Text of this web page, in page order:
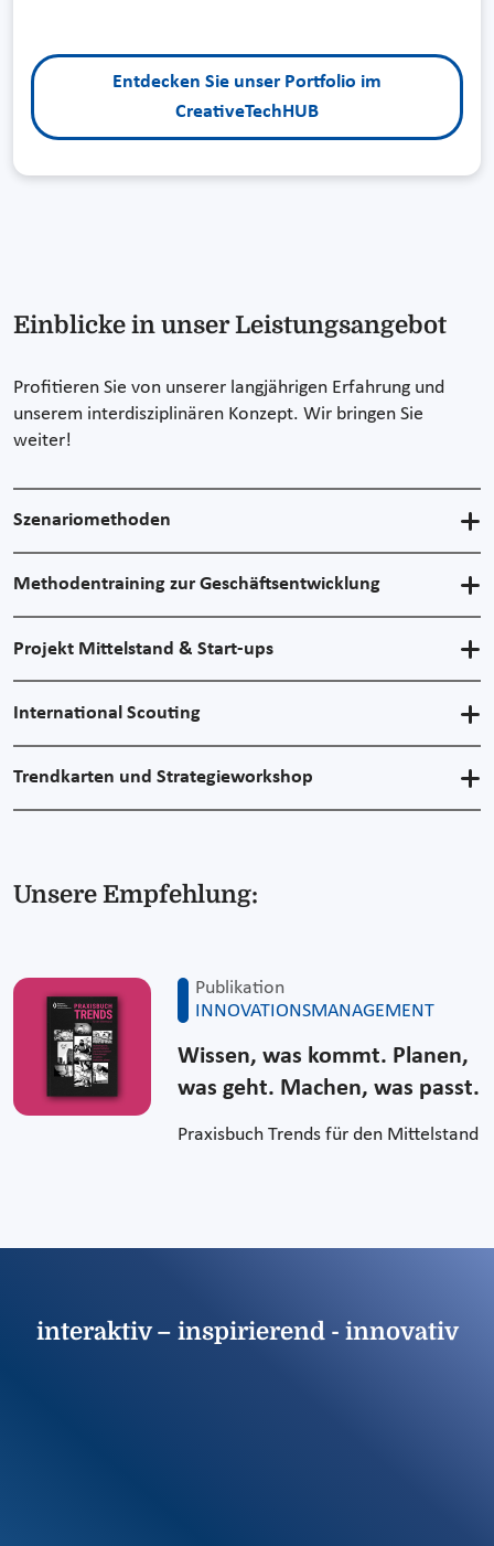
Entdecken Sie unser Portfolio im
CreativeTechHUB
Einblicke in unser Leistungsangebot
Profitieren Sie von unserer langjährigen Erfahrung und
unserem interdisziplinären Konzept. Wir bringen Sie
weiter!
Szenariomethoden
Methodentraining zur Geschäftsentwicklung
Projekt Mittelstand & Start-ups
International Scouting
Trendkarten und Strategieworkshop
Unsere Empfehlung:
Publikation
INNOVATIONSMANAGEMENT
Wissen, was kommt. Planen,
was geht. Machen, was passt.
Praxisbuch Trends für den Mittelstand
interaktiv – inspirierend - innovativ